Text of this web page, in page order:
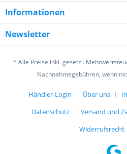
5 + 2 = ?
Ich habe die
verstanden und stimme zu. *
Informationen
Newsletter
* Alle Preise inkl. gesetzl.
Nachnahmegebühren, wenn
Händler-Login Über uns
Datenschutz
Versand und
Widerrufsrecht